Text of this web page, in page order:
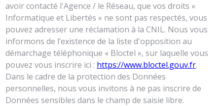
avoir contacté l'Agence / le Réseau, que vos droits «
Informatique et Libertés » ne sont pas respectés, vous
pouvez adresser une réclamation à la CNIL. Nous vous
informons de l’existence de la liste d'opposition au
démarchage téléphonique « Bloctel », sur laquelle vous
pouvez vous inscrire ici : https://www.bloctel.gouv.fr.
Dans le cadre de la protection des Données
personnelles, nous vous invitons à ne pas inscrire de
Données sensibles dans le champ de saisie libre.